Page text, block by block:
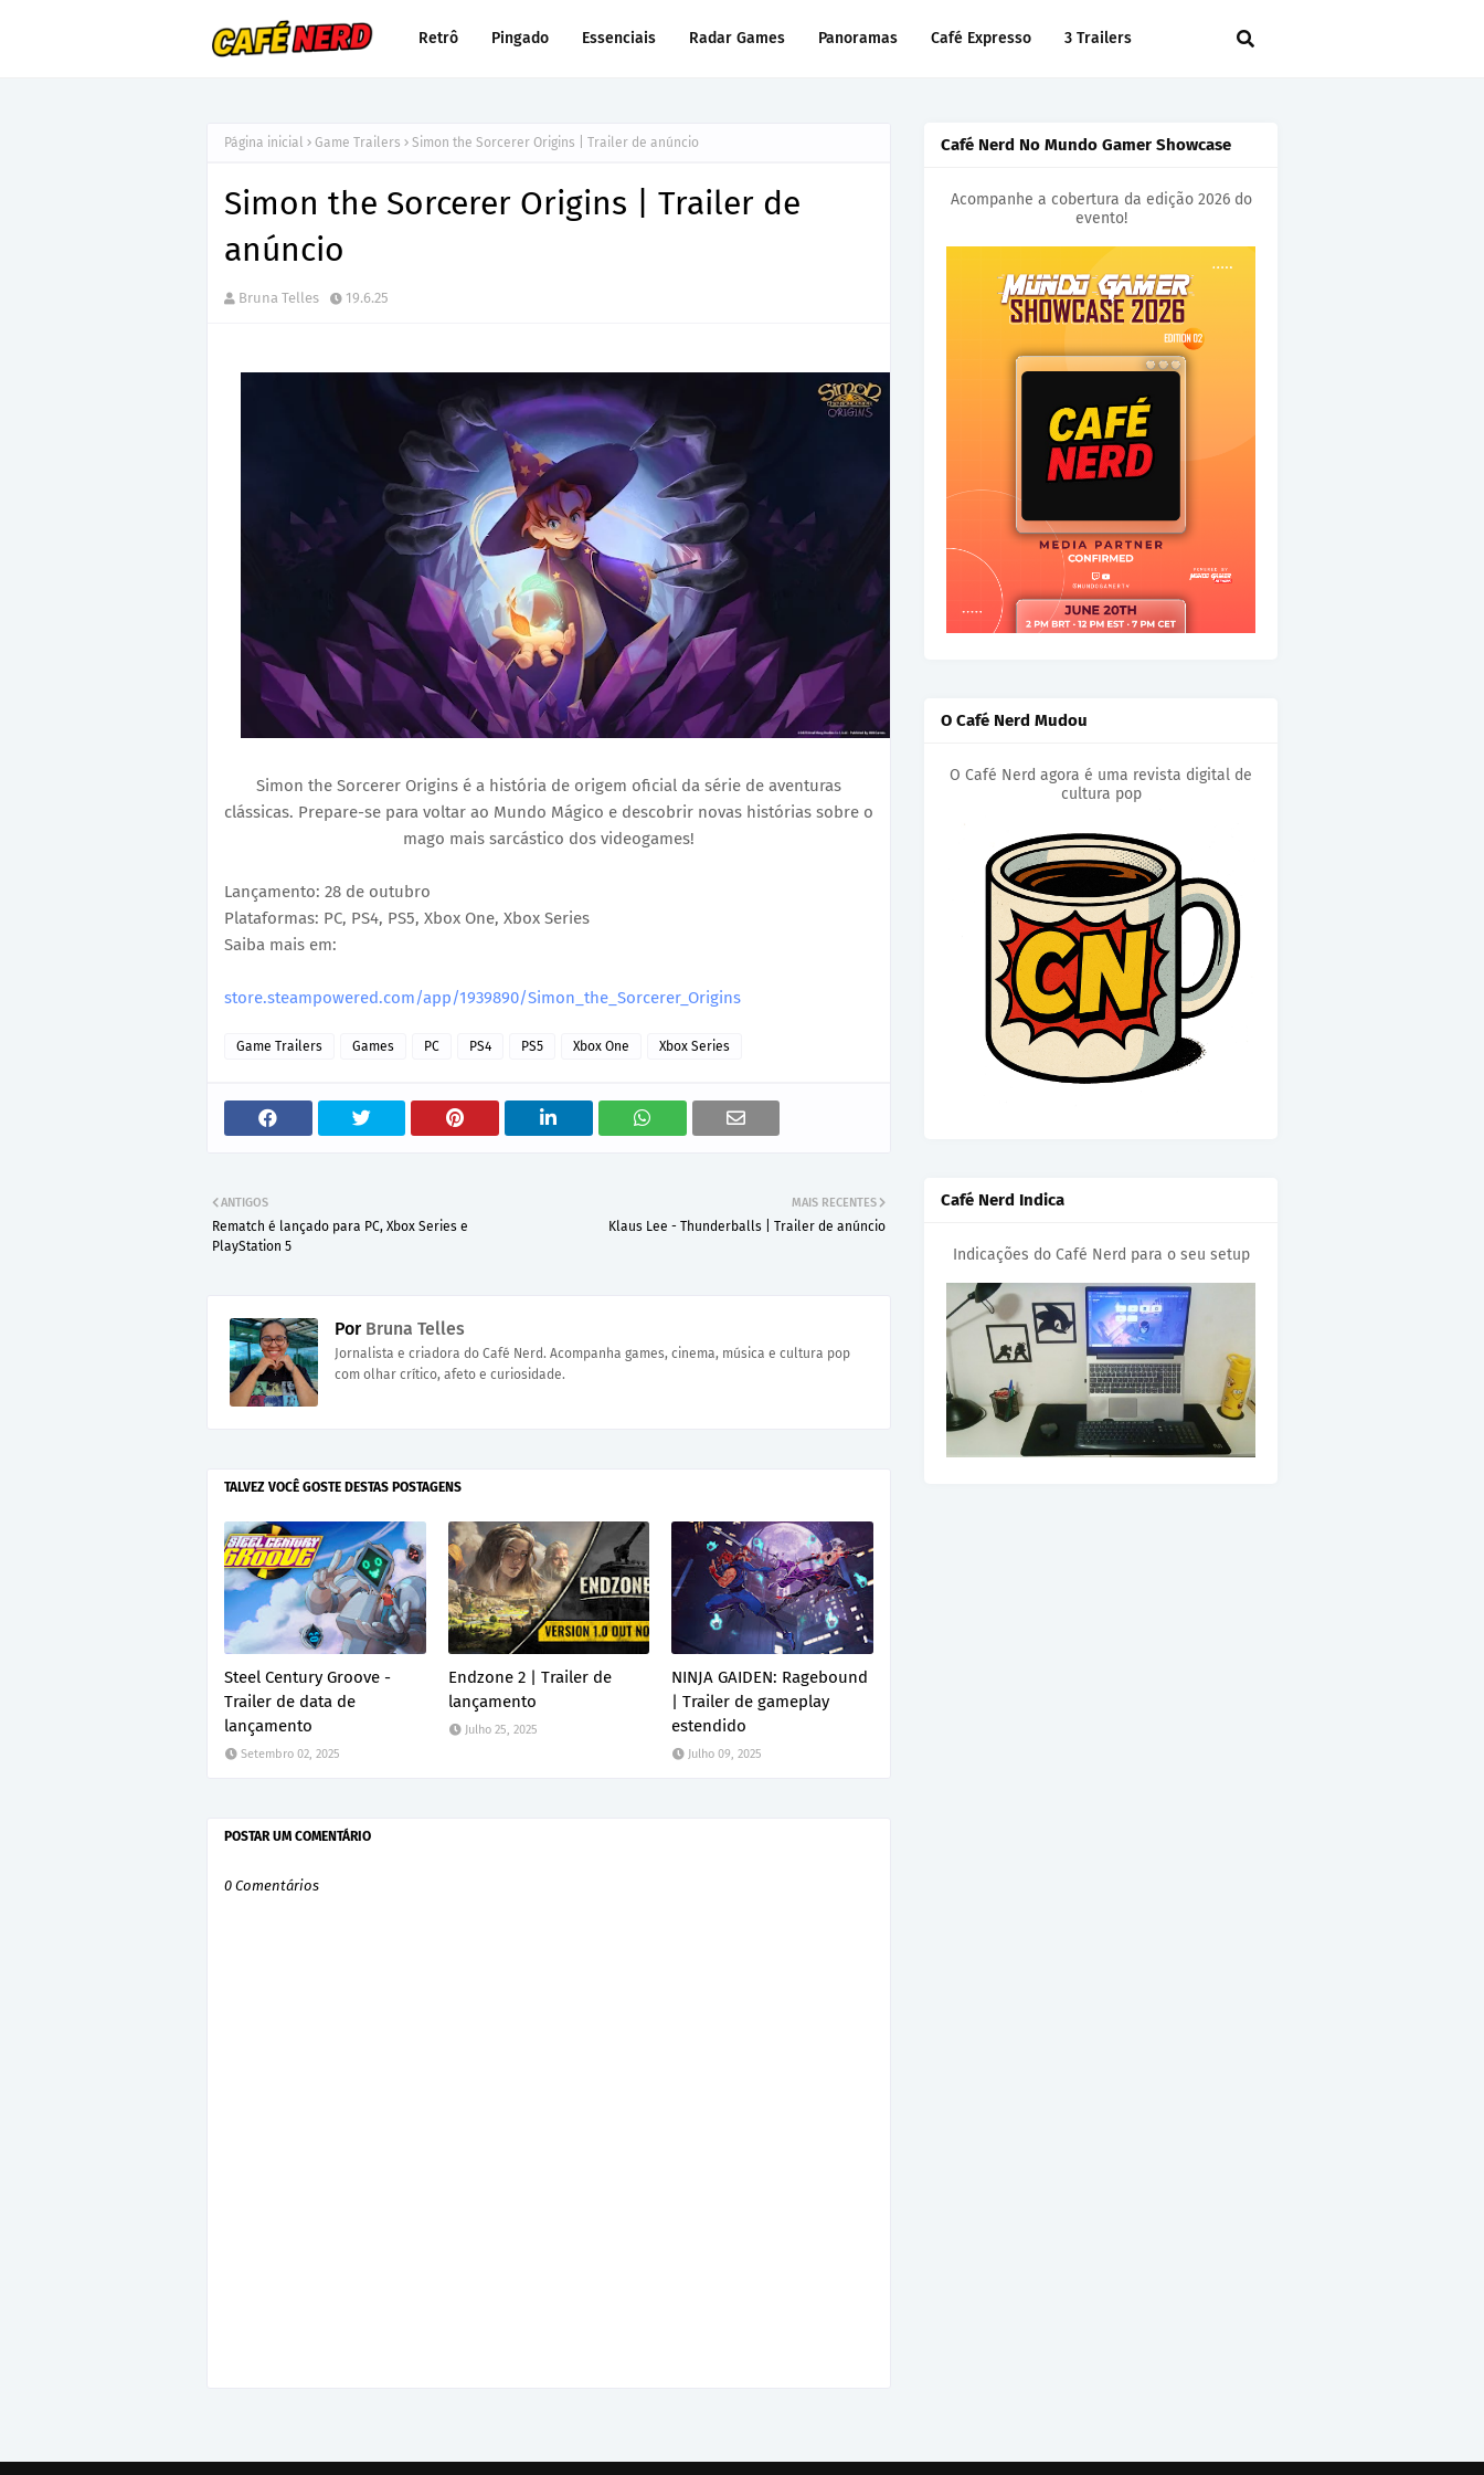
Retrô Pingado Essenciais Radar Games Panoramas Café Expresso 3 Trailers
Página inicial Game Trailers Simon the Sorcerer Origins | Trailer de anúncio
Simon the Sorcerer Origins | Trailer de
anúncio
Bruna Telles 19.6.25
Simon the Sorcerer Origins é a história de origem oficial da série de aventuras
clássicas. Prepare-se para voltar ao Mundo Mágico e descobrir novas histórias sobre o
mago mais sarcástico dos videogames!
Lançamento: 28 de outubro
Plataformas: PC, PS4, PS5, Xbox One, Xbox Series
Saiba mais em:
store.steampowered.com/app/1939890/Simon_the_Sorcerer_Origins
Game Trailers Games PC PS4 PS5 Xbox One Xbox Series
MAIS RECENTES
Klaus Lee - Thunderballs | Trailer de anúncio
ANTIGOS
Rematch é lançado para PC, Xbox Series e
PlayStation 5
PorBruna Telles
Jornalista e criadora do Café Nerd. Acompanha games, cinema, música e cultura pop
com olhar crítico, afeto e curiosidade.
TALVEZ VOCÊ GOSTE DESTAS POSTAGENS
Steel Century Groove -
Trailer de data de
lançamento
Setembro 02, 2025
Endzone 2 | Trailer de
lançamento
Julho 25, 2025
NINJA GAIDEN: Ragebound
| Trailer de gameplay
estendido
Julho 09, 2025
POSTAR UM COMENTÁRIO
0 Comentários
Café Nerd No Mundo Gamer Showcase
Acompanhe a cobertura da edição 2026 do
evento!
O Café Nerd Mudou
O Café Nerd agora é uma revista digital de
cultura pop
Café Nerd Indica
Indicações do Café Nerd para o seu setup